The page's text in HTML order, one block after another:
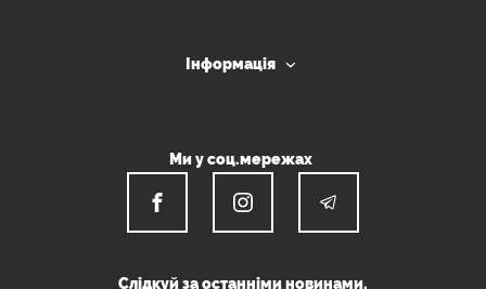
Інформація
Ми у соц.мережах
Слідкуй за останніми новинами.